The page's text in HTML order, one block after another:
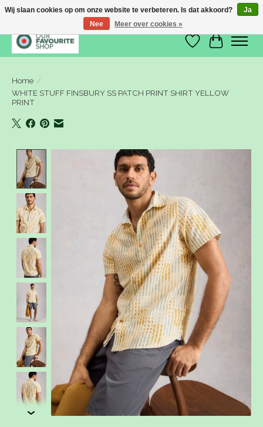
Verlanglijst
Home /
WHITE STUFF FINSBURY SS PATCH PRINT SHIRT YELLOW
PRINT
Product image slideshow Items
Wij slaan cookies op om onze website te verbeteren. Is dat akkoord?
Ja
Nee
Meer over cookies »